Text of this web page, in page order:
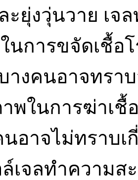
ะยุ่งวุ่นวาย เจ
นการขจัดเชื้
งคนอาจทรา
พในการฆ่าเชื้
อาจไม่ทราบเ
เจลทำความส